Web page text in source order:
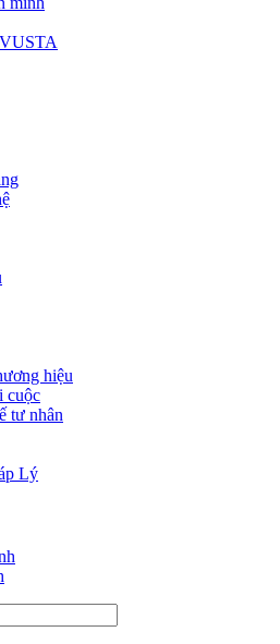
hiệu
cuộc
tư nhân
Lý